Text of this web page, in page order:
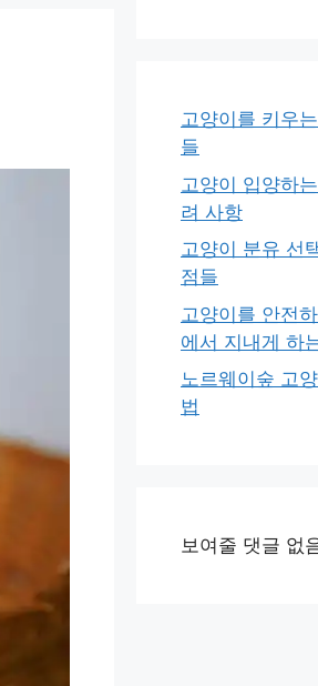
고양이를 키우
들
고양이 입양하
려 사항
고양이 분유 선
점들
고양이를 안전
에서 지내게 하
노르웨이숲 고
법
보여줄 댓글 없